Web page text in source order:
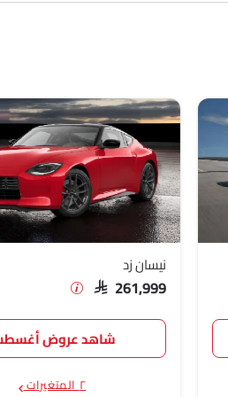
نيسان زد
SAR 261,999
شاهد عروض
٢ المتغيرات